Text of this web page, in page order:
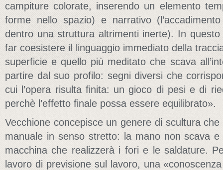
campiture colorate, inserendo un elemento
forme nello spazio) e narrativo
dentro una struttura altrimenti inerte). In
far coesistere il linguaggio immediato della
superficie e quello più meditato che scava
partire dal suo profilo: segni diversi che
cui l’opera risulta finita: un gioco di pesi e di
perchè l’effetto finale possa essere equilibrato».
Vecchione concepisce un genere di scultura
manuale in senso stretto: la mano non scava
macchina che realizzerà i fori e le saldature.
lavoro di previsione sul lavoro, una